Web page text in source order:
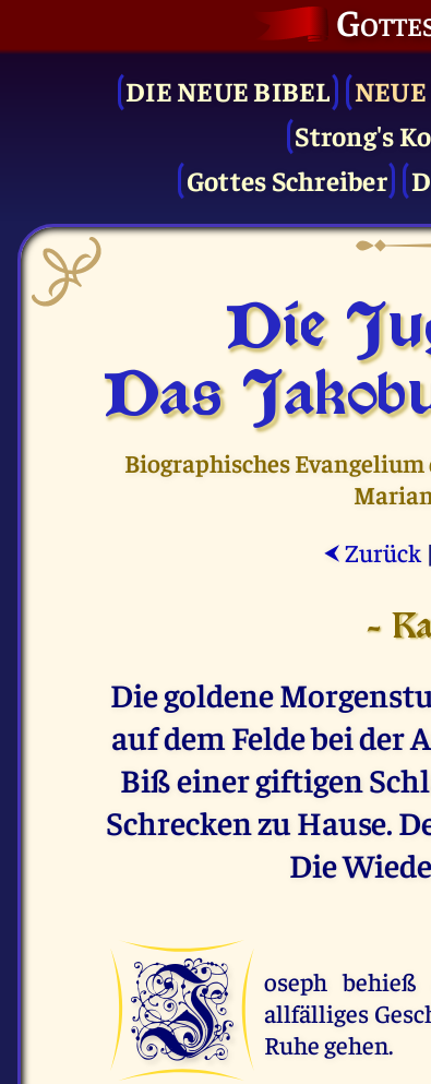
DIE NEUE BIBEL
Strong's
Gottes Schreiber
Die
Das
Biographisches Evangelium
⮜ Zurück |
-
Die goldene
auf dem Felde bei der
Biß einer giftigen
Schrecken zu Hause.
Die
J
oseph
allfälliges
Ruhe gehen.